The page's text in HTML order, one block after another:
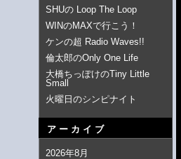
SHUの Loop The Loop
WINのMAXで行こう！
ケンの超 Radio Waves!!
倫太郎のOnly One Life
大橋ちっぽけのTiny Little
Small
火曜日のシンピナイト
アーカイブ
2026年8月